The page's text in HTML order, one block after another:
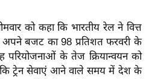
को कहा कि भारतीय रेल ने वित्त
अपने बजट का 98 प्रतिशत फरवरी के
के तेज क्रियान्वयन को
कि ट्रेन सेवाएं आने वाले समय में देश के